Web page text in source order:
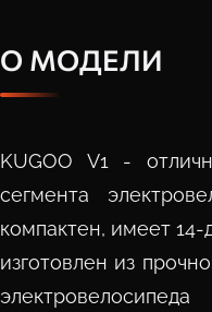
О МОДЕЛИ
KUGOO V1 -
сегмента
компактен, имеет
изготовлен из